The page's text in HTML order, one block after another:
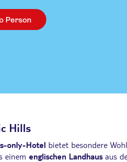
Person
Hills
only-Hotel bietet besondere
einem englischen Landhaus aus